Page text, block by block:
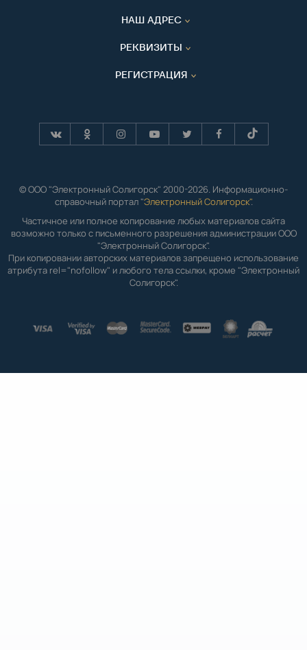
НАШ АДРЕС
РЕКВИЗИТЫ
РЕГИСТРАЦИЯ
© ООО "Электронный Солигорск" 2000-2026. Информационно-
справочный портал "Электронный Солигорск".
Частичное или полное копирование любых материалов сайта
возможно только с письменного разрешения администрации ООО
"Электронный Солигорск".
При копировании авторских материалов запрещено использование
атрибута rel="nofollow" и любого тела ссылки, кроме "Электронный
Солигорск".